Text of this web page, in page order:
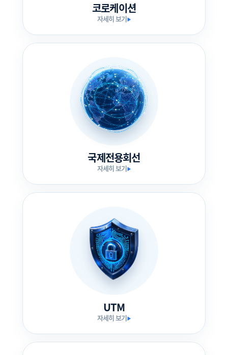
코로케이션
자세히 보기▶
국제전용회선
자세히 보기▶
UTM
자세히 보기▶